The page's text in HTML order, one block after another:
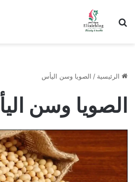
ابحث عن
الرئيسية / الصويا وسن اليأس
الصويا وسن